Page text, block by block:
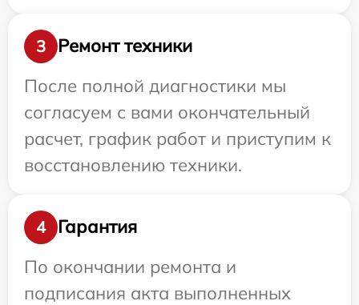
3
Ремонт техники
После полной диагностики мы
согласуем с вами окончательный
расчет, график работ и приступим к
восстановлению техники.
4
Гарантия
По окончании ремонта и
подписания акта выполненных